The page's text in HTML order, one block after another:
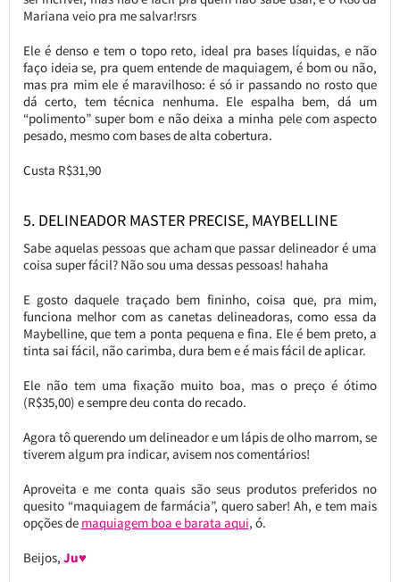
Mariana veio pra me salvar!rsrs
Ele é denso e tem o topo reto, ideal pra bases líquidas, e não
faço ideia se, pra quem entende de maquiagem, é bom ou não,
mas pra mim ele é maravilhoso: é só ir passando no rosto que
dá certo, tem técnica nenhuma. Ele espalha bem, dá um
“polimento” super bom e não deixa a minha pele com aspecto
pesado, mesmo com bases de alta cobertura.
Custa R$31,90
5. DELINEADOR MASTER PRECISE, MAYBELLINE
Sabe aquelas pessoas que acham que passar delineador é uma
coisa super fácil? Não sou uma dessas pessoas! hahaha
E gosto daquele traçado bem fininho, coisa que, pra mim,
funciona melhor com as canetas delineadoras, como essa da
Maybelline, que tem a ponta pequena e fina. Ele é bem preto, a
tinta sai fácil, não carimba, dura bem e é mais fácil de aplicar.
Ele não tem uma fixação muito boa, mas o preço é ótimo
(R$35,00) e sempre deu conta do recado.
Agora tô querendo um delineador e um lápis de olho marrom, se
tiverem algum pra indicar, avisem nos comentários!
Aproveita e me conta quais são seus produtos preferidos no
quesito “maquiagem de farmácia”, quero saber! Ah, e tem mais
opções de maquiagem boa e barata aqui, ó.
Beijos, Ju♥